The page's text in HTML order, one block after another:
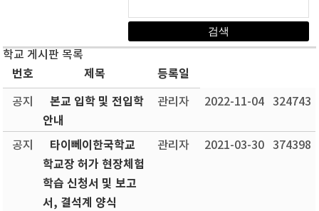
학교 게시판 목록
번호 제목 등록일
공지
본교 입학 및 전입학
안내
관리자 2022-11-04 324743
공지
타이뻬이한국학교
학교장 허가 현장체험
학습 신청서 및 보고
서, 결석계 양식
관리자 2021-03-30 374398